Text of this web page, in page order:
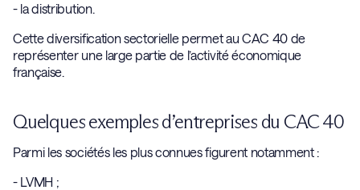
- la distribution.
Cette diversification sectorielle permet au CAC 40 de
représenter une large partie de l’activité économique
française.
Quelques exemples d’entreprises du CAC 40
Parmi les sociétés les plus connues figurent notamment :
- LVMH ;